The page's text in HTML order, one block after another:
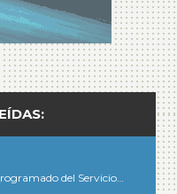
del Servicio…